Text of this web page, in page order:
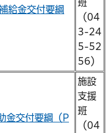
給金交付要綱
班
（04
3-24
5-52
56）
金交付要綱（P
施設
支援
班
（04